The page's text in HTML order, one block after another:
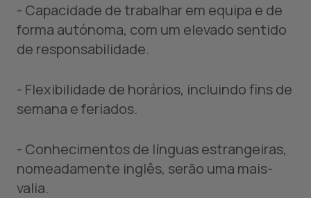
- Capacidade de trabalhar em equipa e de
forma autónoma, com um elevado sentido
de responsabilidade.
- Flexibilidade de horários, incluindo fins de
semana e feriados.
- Conhecimentos de línguas estrangeiras,
nomeadamente inglês, serão uma mais-
valia.